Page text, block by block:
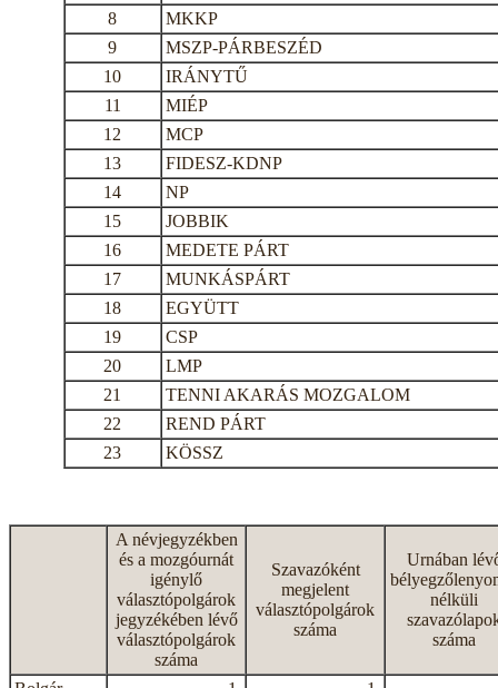
8
MKKP
9
MSZP-PÁRBESZÉD
10
IRÁNYTŰ
11
MIÉP
12
MCP
13
FIDESZ-KDNP
14
NP
15
JOBBIK
16
MEDETE PÁRT
17
MUNKÁSPÁRT
18
EGYÜTT
19
CSP
20
LMP
21
TENNI AKARÁS MOZGALOM
22
REND PÁRT
23
KÖSSZ
A névjegyzékben
és a mozgóurnát
igénylő
választópolgárok
jegyzékében lévő
választópolgárok
száma
Szavazóként
megjelent
választópolgárok
száma
Urnában
nélküli
száma